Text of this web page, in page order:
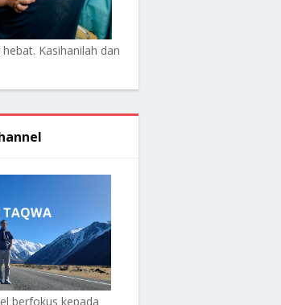
Kasihanilah dan
berfokus kepada